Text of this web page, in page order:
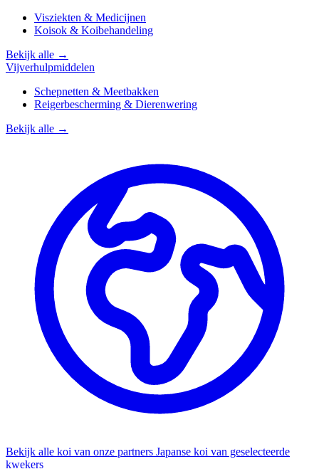
Visziekten & Medicijnen
Koisok & Koibehandeling
Bekijk alle →
Vijverhulpmiddelen
Schepnetten & Meetbakken
Reigerbescherming & Dierenwering
Bekijk alle →
Bekijk alle koi van onze partners Japanse koi van geselecteerde
kwekers